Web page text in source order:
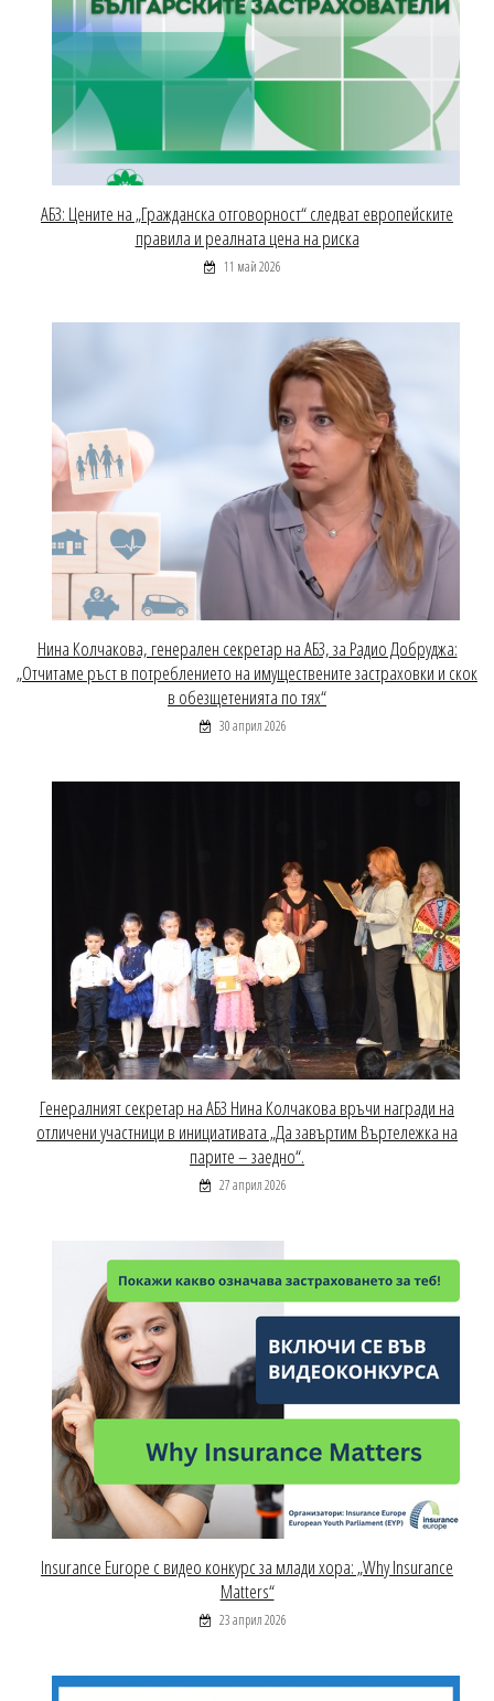
АБЗ: Цените на „Гражданска отговорност“ следват европейските
правила и реалната цена на риска
11 май 2026
Нина Колчакова, генерален секретар на АБЗ, за Радио Добруджа:
„Отчитаме ръст в потреблението на имуществените застраховки и скок
в обезщетенията по тях“
30 април 2026
Генералният секретар на АБЗ Нина Колчакова връчи награди на
отличени участници в инициативата „Да завъртим Въртележка на
парите – заедно“.
27 април 2026
Insurance Europe с видео конкурс за млади хора: „Why Insurance
Matters“
23 април 2026